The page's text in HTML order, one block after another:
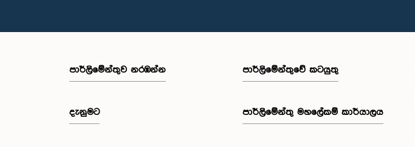
පාර්ලි‌මේන්තුව නරඹන්න
දැනුමට
පාර්ලිමේන්තුවේ කටයුතු
පාර්ලිමේන්තු මහලේකම් කාර්යාලය